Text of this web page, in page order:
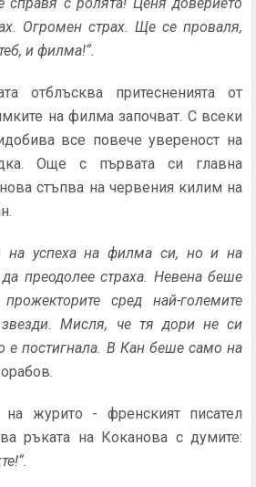
Огромен страх. Ще се проваля,
и филма!“.
отблъсква притесненията от
на филма започват. С всеки
все повече увереност на
Още с първата си главна
стъпва на червения килим на
на успеха на филма си, но и на
преодолее страха. Невена беше
сред най-големите
Мисля, че тя дори не си
е постигнала. В Кан беше само на
на журито - френският писател
ръката на Коканова с думите: